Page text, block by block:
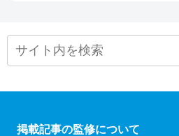
掲載記事の監修について